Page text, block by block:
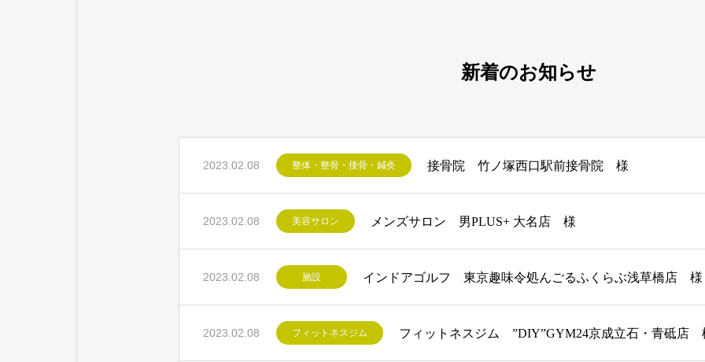
新着のお知らせ
2023.02.08 整体・整骨・接骨・鍼灸 接骨院 竹ノ塚西口駅前接骨院 様
2023.02.08 美容サロン メンズサロン 男PLUS+ 大名店 様
2023.02.08 施設 インドアゴルフ 東京趣味令処んごるふくらぶ浅草橋店 様
2023.02.08 フィットネスジム フィットネスジム ”DIY”GYM24京成立石・青砥店